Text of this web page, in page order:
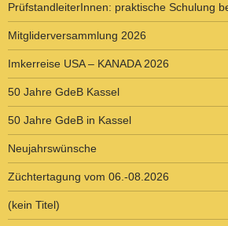
PrüfstandleiterInnen: praktische Schulung
Mitgliderversammlung 2026
Imkerreise USA – KANADA 2026
50 Jahre GdeB Kassel
50 Jahre GdeB in Kassel
Neujahrswünsche
Züchtertagung vom 06.-08.2026
(kein Titel)